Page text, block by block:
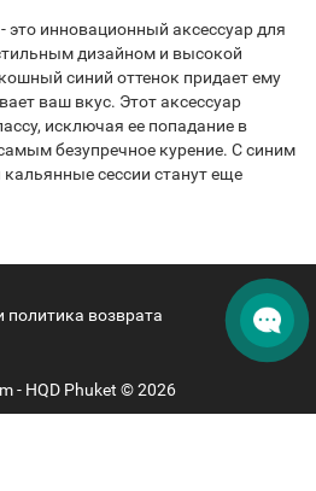
это инновационный аксессуар для
дизайном и высокой
синий оттенок придает ему
ваш вкус. Этот аксессуар
исключая ее попадание в
безупречное курение. С синим
сессии станут еще
политика возврата
- HQD Phuket © 2026